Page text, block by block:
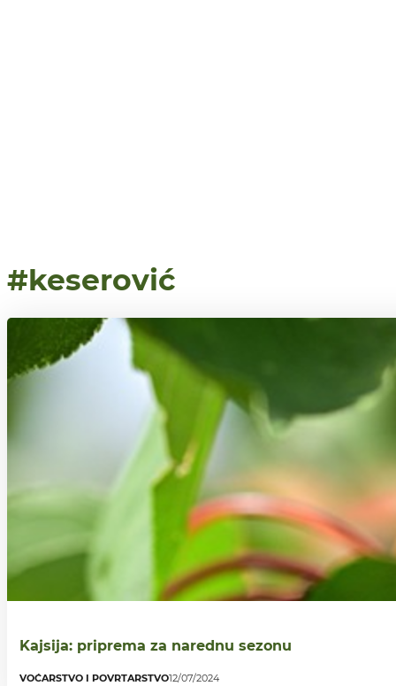
#keserović
Kajsija: priprema za narednu sezonu
VOĆARSTVO I POVRTARSTVO12/07/2024